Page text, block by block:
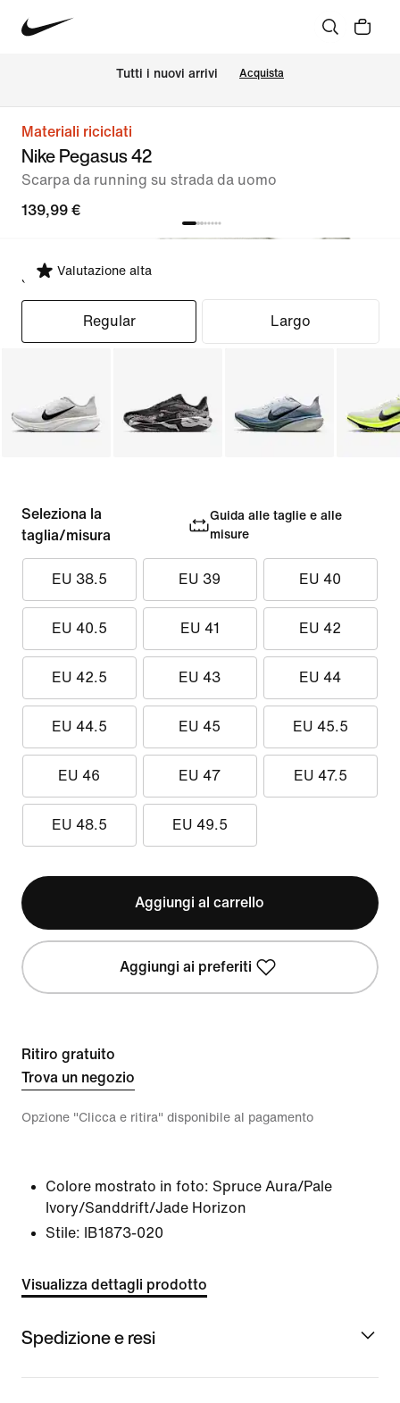
Tutti i nuovi arrivi Acquista
Materiali riciclati
Nike Pegasus 42
Scarpa da running su strada da uomo
139,99 €
Valutazione alta
Seleziona fit
Regular Largo
Seleziona la
taglia/misura
Guida alle taglie e alle
misure
EU 38.5 EU 39 EU 40
EU 40.5 EU 41 EU 42
EU 42.5 EU 43 EU 44
EU 44.5 EU 45 EU 45.5
EU 46 EU 47 EU 47.5
EU 48.5 EU 49.5
Aggiungi al carrello
Aggiungi ai preferiti
Ritiro gratuito
Trova un negozio
Opzione "Clicca e ritira" disponibile al pagamento
Colore mostrato in foto: Spruce Aura/Pale
Ivory/Sanddrift/Jade Horizon
Stile:
IB1873-020
Visualizza dettagli prodotto
Spedizione e resi